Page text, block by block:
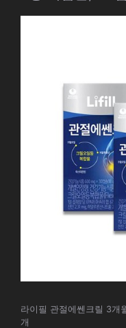
라이필 관절에쎈크릴 3개
개